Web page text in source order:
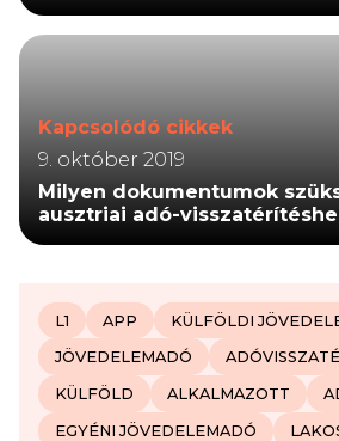
Kapcsolódó cikkek
9. október 2019
Milyen dokumentumok
ausztriai adó-
L1 APP KÜLFÖLDI
JÖVEDELEMADÓ
KÜLFÖLD ALKALMAZOTT
EGYÉNI JÖVEDELEMADÓ